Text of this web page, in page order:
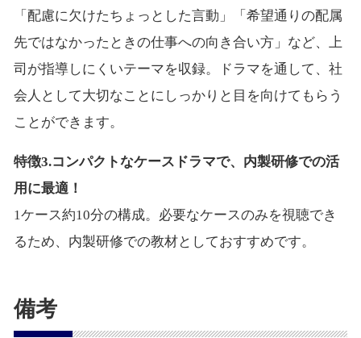
「配慮に欠けたちょっとした言動」「希望通りの配属
先ではなかったときの仕事への向き合い方」など、上
司が指導しにくいテーマを収録。ドラマを通して、社
会人として大切なことにしっかりと目を向けてもらう
ことができます。
特徴3.コンパクトなケースドラマで、内製研修での活
用に最適！
1ケース約10分の構成。必要なケースのみを視聴でき
るため、内製研修での教材としておすすめです。
備考